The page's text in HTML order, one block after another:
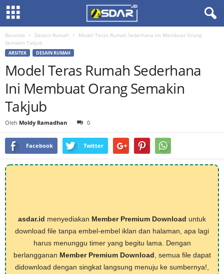
Beranda Desain Rumah
Model Teras Rumah Sederhana Ini Membuat Orang
Semakin Takjub
ARSITEK DESAIN RUMAH
Model Teras Rumah Sederhana
Ini Membuat Orang Semakin
Takjub
Oleh Moldy Ramadhan 0
Facebook Twitter
asdar.id menyediakan Member Premium Download untuk
download file tanpa embel-embel iklan dan halaman, apa lagi
harus menunggu timer yang begitu lama. Dengan
berlangganan Member Premium Download , semua file dapat
didownload dengan singkat langsung menuju ke sumbernya!,